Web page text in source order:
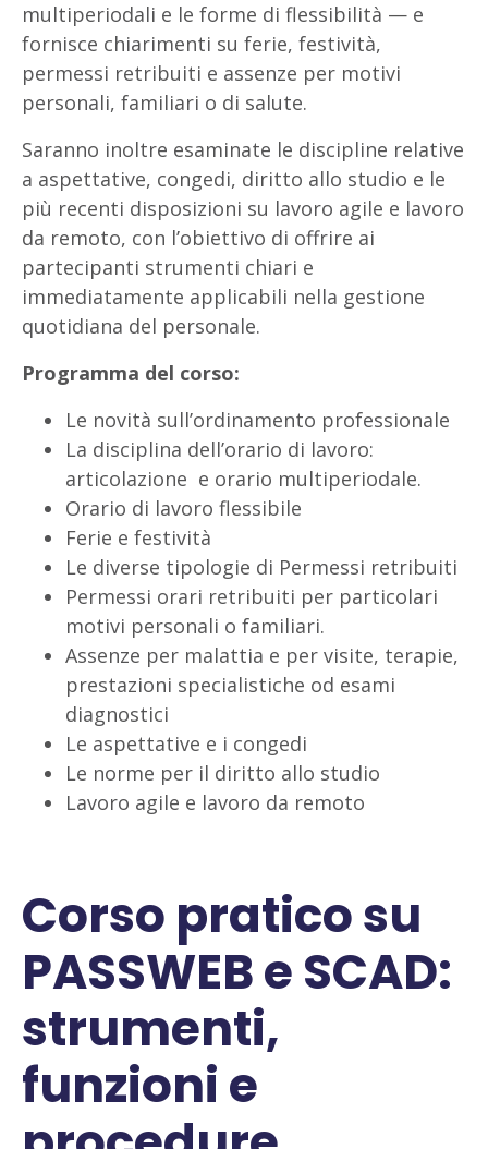
multiperiodali e le forme di flessibilità — e
fornisce chiarimenti su ferie, festività,
permessi retribuiti e assenze per motivi
personali, familiari o di salute.
Saranno inoltre esaminate le discipline relative
a aspettative, congedi, diritto allo studio e le
più recenti disposizioni su lavoro agile e lavoro
da remoto, con l’obiettivo di offrire ai
partecipanti strumenti chiari e
immediatamente applicabili nella gestione
quotidiana del personale.
Programma del corso:
Le novità sull’ordinamento professionale
La disciplina dell’orario di lavoro:
articolazione e orario multiperiodale.
Orario di lavoro flessibile
Ferie e festività
Le diverse tipologie di Permessi retribuiti
Permessi orari retribuiti per particolari
motivi personali o familiari.
Assenze per malattia e per visite, terapie,
prestazioni specialistiche od esami
diagnostici
Le aspettative e i congedi
Le norme per il diritto allo studio
Lavoro agile e lavoro da remoto
Corso pratico su
PASSWEB e SCAD:
strumenti,
funzioni e